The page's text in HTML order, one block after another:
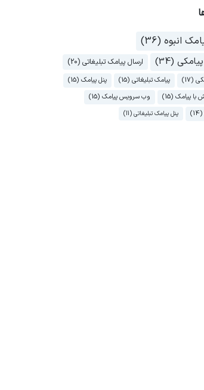
انبوه (36)
(34) ارسال پیامک تبلیغاتی (20)
(17) پیامک تبلیغاتی (15)
پنل پیامک (15)
پیامک (15)
وب سرویس پیامک (15)
پنل پیامک تبلیغاتی (11)